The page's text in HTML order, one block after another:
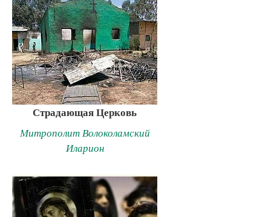
Страдающая Церковь
Митрополит Волоколамский
Иларион